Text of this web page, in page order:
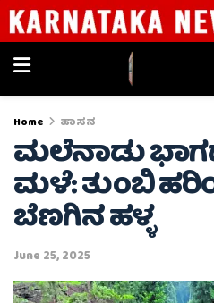
Home ಹಾಸನ
ಮಲೆನಾಡು
ಮಳೆ: ತುಂಬಿ
ಬೆಣಗಿನ ಹಳ್ಳ
June 25, 2025